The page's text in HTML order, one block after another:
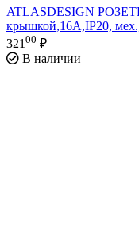
ATLASDESIGN
крышкой,16А,IP20,
321 00 ₽
В наличии